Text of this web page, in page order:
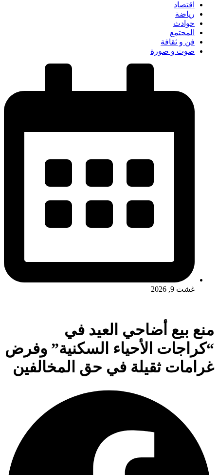
اقتصاد
رياضة
حوادث
المجتمع
فن و ثقافة
صوت و صورة
غشت 9, 2026
منع بيع أضاحي العيد في
“كراجات الأحياء السكنية” وفرض
غرامات ثقيلة في حق المخالفين